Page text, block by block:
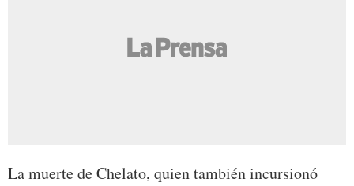
La muerte de Chelato, quien también incursionó